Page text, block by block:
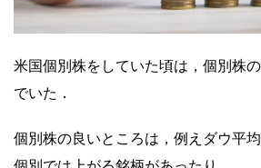
米国個別株をしていた頃は，個別株
でいた．
個別株の良いところは，例えダウ平